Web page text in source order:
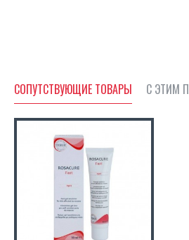
СОПУТСТВУЮЩИЕ ТОВАРЫ С ЭТИМ